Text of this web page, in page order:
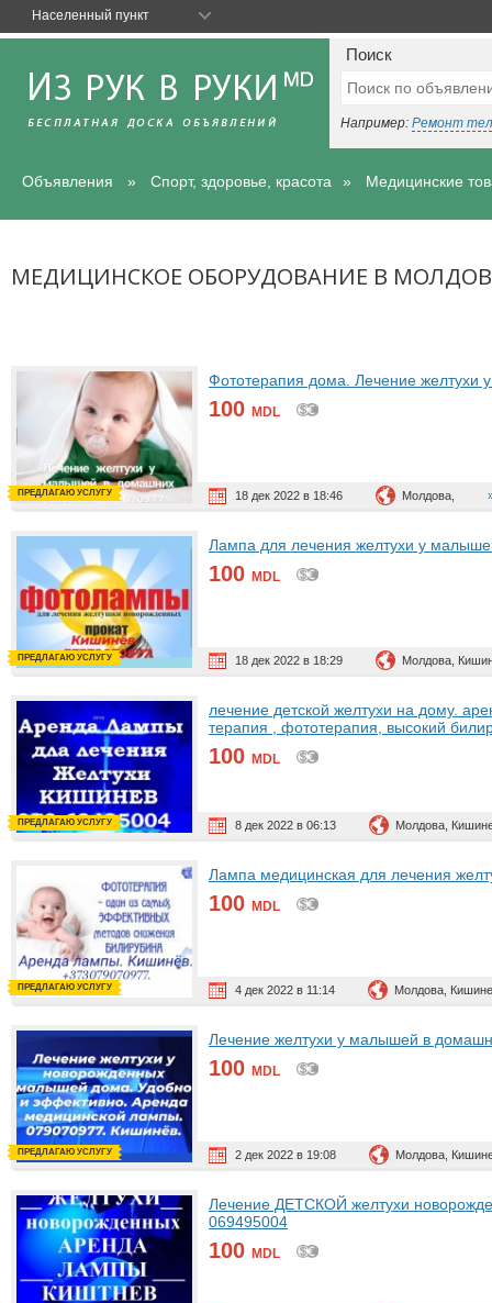
Поиск
Например: Ремонт
Объявления Спорт, здоровье, красота Медицинские
МЕДИЦИНСКОЕ ОБОРУДОВАНИЕ В
Фототерапия дома. Лечение
100 MDL
18 дек 2022 в 18:46 Молдова,
ПРЕДЛАГАЮ УСЛУГУ
Лампа для лечения желтухи у
100 MDL
18 дек 2022 в 18:29 Молдова,
ПРЕДЛАГАЮ УСЛУГУ
лечение детской желтухи на дому.
терапия , фототерапия, высокий
100 MDL
8 дек 2022 в 06:13 Молдова,
ПРЕДЛАГАЮ УСЛУГУ
Лампа медицинская для лечения
100 MDL
4 дек 2022 в 11:14 Молдова,
ПРЕДЛАГАЮ УСЛУГУ
Лечение желтухи у малышей в
100 MDL
2 дек 2022 в 19:08 Молдова,
ПРЕДЛАГАЮ УСЛУГУ
Лечение ДЕТСКОЙ желтухи
069495004
100 MDL
Населенный пункт